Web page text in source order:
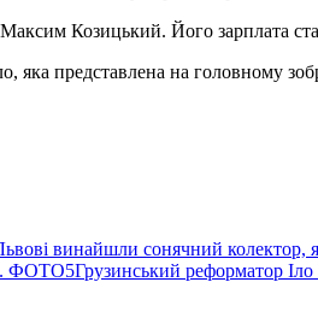
Козицький. Його зарплата
яка представлена на головному
винайшли сонячний колектор,
ФОТО5Грузинський реформатор